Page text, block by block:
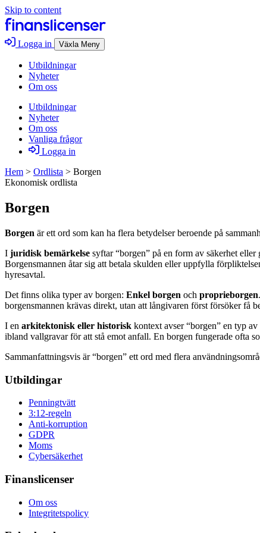
Skip to content
Logga in Växla Meny
Utbildningar
Nyheter
Om oss
Utbildningar
Nyheter
Om oss
Vanliga frågor
Logga in
Hem > Ordlista > Borgen
Ekonomisk ordlista
Borgen
Borgen är ett ord som kan ha flera betydelser beroende på
I juridisk bemärkelse syftar “borgen” på en form av säkerhet
Borgensmannen åtar sig att betala skulden eller uppfylla
hyresavtal.
Det finns olika typer av borgen: Enkel borgen och proprieborgen
borgensmannen krävas direkt, utan att långivaren först försöker få
I en arkitektonisk eller historisk kontext avser “borgen” en typ av
ibland vallgravar för att stå emot anfall. En borgen fungerade ofta
Sammanfattningsvis är “borgen” ett ord med flera
Utbildingar
Penningtvätt
3:12-regeln
Anti-korruption
GDPR
Moms
Cybersäkerhet
Finanslicenser
Om oss
Integritetspolicy